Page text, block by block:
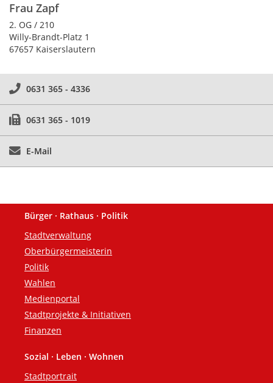
Frau Zapf
2. OG / 210
Willy-Brandt-Platz 1
67657 Kaiserslautern
0631 365 - 4336
0631 365 - 1019
E-Mail
Fußzeile
Bürger · Rathaus · Politik
Stadtverwaltung
Oberbürgermeisterin
Politik
Wahlen
Medienportal
Stadtprojekte & Initiativen
Finanzen
Sozial · Leben · Wohnen
Stadtportrait